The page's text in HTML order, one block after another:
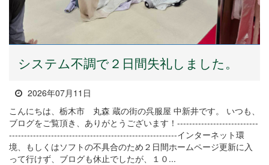
システム不調で２日間失礼しました。
2026年07月11日
こんにちは、栃木市 丸森 蔵の街の呉服屋 中新井です。 いつも、
ブログをご覧頂き、ありがとうございます！---------------------------
--------------------------------------------------------インターネット環
境、もしくはソフトの不具合のため２日間ホームページ更新に入
って行けず、ブログも休止でしたが、１０...